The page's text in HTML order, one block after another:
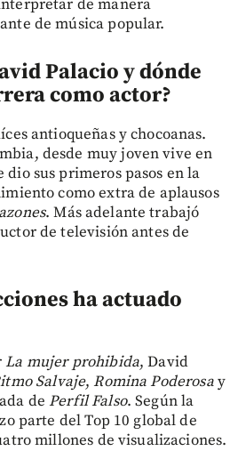
de manera
de música popular.
Palacio y dónde
como actor?
antioqueñas y chocoanas.
desde muy joven vive en
dio sus primeros pasos en la
como extra de aplausos
. Más adelante trabajó
de televisión antes de
ha actuado
La mujer prohibida, David
Salvaje,Romina Poderosay
dePerfil Falso. Según la
parte del Top 10 global de
millones de visualizaciones.